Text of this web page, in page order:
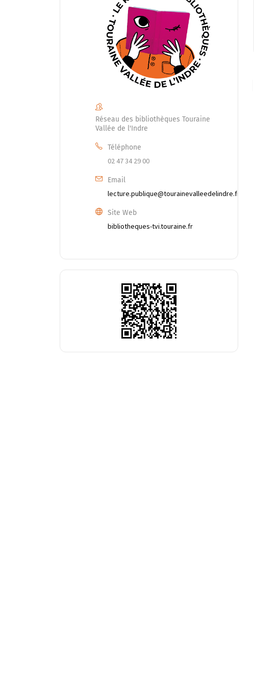
Réseau des bibliothèques Touraine
Vallée de l'Indre
Téléphone
02 47 34 29 00
Email
lecture.publique@tourainevalleedelindre.fr
Site Web
bibliotheques-tvi.touraine.fr